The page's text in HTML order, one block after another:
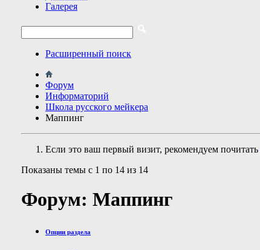
Галерея
Расширенный поиск
Форум
Информаторий
Школа русского мейкера
Маппинг
Если это ваш первый визит, рекомендуем почитать
Показаны темы с 1 по 14 из 14
Форум: Маппинг
Опции раздела